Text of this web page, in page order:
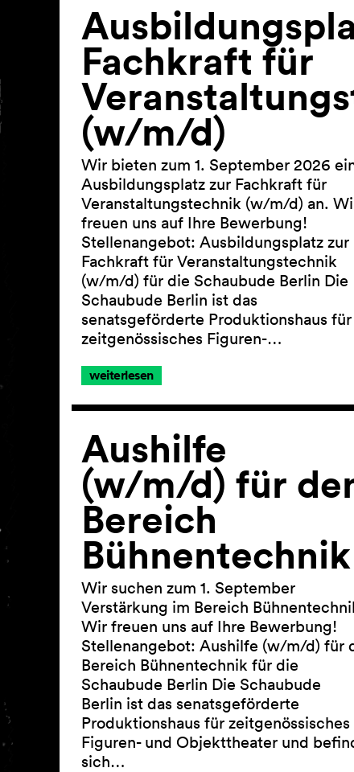
Fachkraft für
(w/m/d)
Wir bieten zum 1. September 2026
Ausbildungsplatz zur Fachkraft für
Veranstaltungstechnik (w/m/d) an.
freuen uns auf Ihre Bewerbung!
Stellenangebot: Ausbildungsplatz zur
Fachkraft für Veranstaltungstechnik
(w/m/d) für die Schaubude Berlin Die
Schaubude Berlin ist das
senatsgeförderte Produktionshaus für
zeitgenössisches Figuren-…
weiterlesen
Aushilfe
(w/m/d) für
Bereich
Bühnentechnik
Wir suchen zum 1. September
Verstärkung im Bereich
Wir freuen uns auf Ihre Bewerbung!
Stellenangebot: Aushilfe (w/m/d) für
Bereich Bühnentechnik für die
Schaubude Berlin Die Schaubude
Berlin ist das senatsgeförderte
Produktionshaus für zeitgenössisches
Figuren- und Objekttheater und
sich…